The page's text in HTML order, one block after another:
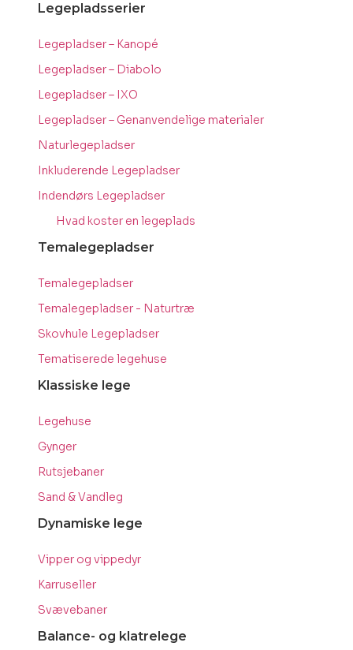
Legepladsserier
Legepladser – Kanopé
Legepladser – Diabolo
Legepladser – IXO
Legepladser – Genanvendelige materialer
Naturlegepladser
Inkluderende Legepladser
Indendørs Legepladser
Hvad koster en legeplads
Temalegepladser
Temalegepladser
Temalegepladser - Naturtræ
Skovhule Legepladser
Tematiserede legehuse
Klassiske lege
Legehuse
Gynger
Rutsjebaner
Sand & Vandleg
Dynamiske lege
Vipper og vippedyr
Karruseller
Svævebaner
Balance- og klatrelege